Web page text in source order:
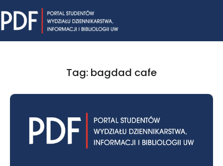
to
content
Tag: bagdad cafe